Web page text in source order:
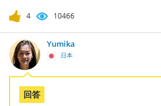
4 10466
Yumika
日本
回答